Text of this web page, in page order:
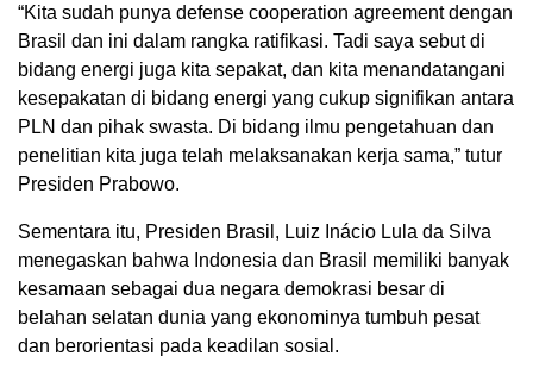
“Kita sudah punya defense cooperation agreement dengan
Brasil dan ini dalam rangka ratifikasi. Tadi saya sebut di
bidang energi juga kita sepakat, dan kita menandatangani
kesepakatan di bidang energi yang cukup signifikan antara
PLN dan pihak swasta. Di bidang ilmu pengetahuan dan
penelitian kita juga telah melaksanakan kerja sama,” tutur
Presiden Prabowo.
Sementara itu, Presiden Brasil, Luiz Inácio Lula da Silva
menegaskan bahwa Indonesia dan Brasil memiliki banyak
kesamaan sebagai dua negara demokrasi besar di
belahan selatan dunia yang ekonominya tumbuh pesat
dan berorientasi pada keadilan sosial.